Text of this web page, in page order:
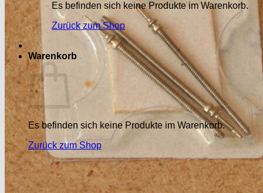
Es befinden sich keine Produkte im Warenkorb.
Zurück zum Shop
Warenkorb
Es befinden sich keine Produkte im Warenkorb.
Zurück zum Shop